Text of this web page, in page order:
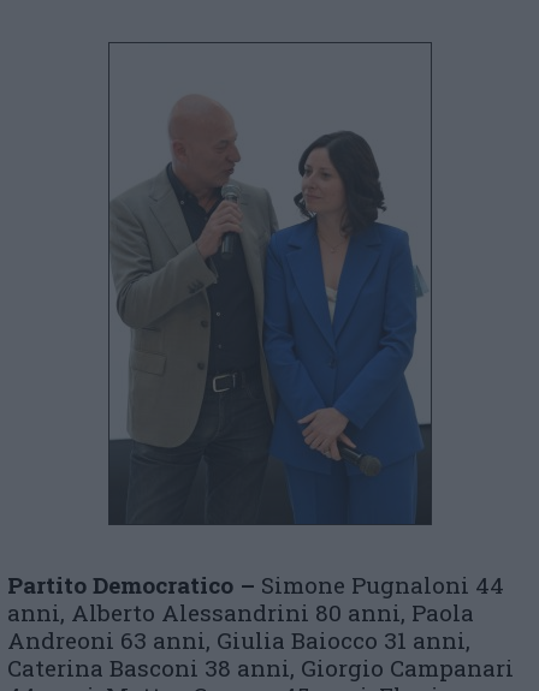
Partito Democratico – Simone Pugnaloni 44
anni, Alberto Alessandrini 80 anni, Paola
Andreoni 63 anni, Giulia Baiocco 31 anni,
Caterina Basconi 38 anni, Giorgio Campanari